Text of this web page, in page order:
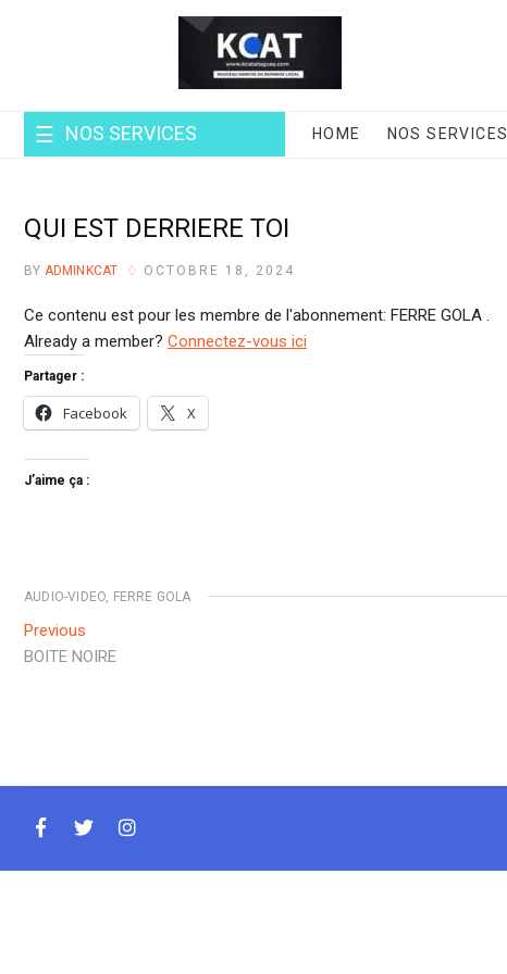
NOS SERVICES HOME NOS SERVICES
QUI EST DERRIERE TOI
BY ADMINKCAT OCTOBRE 18, 2024
Ce contenu est pour les membre de l'abonnement: FERRE GOLA .
Already a member? Connectez-vous ici
Partager :
Facebook X
J’aime ça :
AUDIO-VIDEO FERRE GOLA
Navigation
de
Previous
post:
BOITE NOIRE
facebook
twitterinstagram